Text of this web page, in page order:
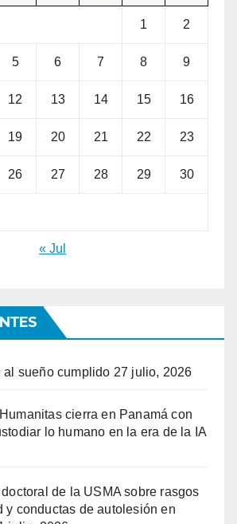
1 2
5 6 7 8 9
12 13 14 15 16
19 20 21 22 23
26 27 28 29 30
« Jul
al sueño cumplido 27 julio, 2026
cierra en Panamá con
lo humano en la era de la IA
de la USMA sobre rasgos
y conductas de autolesión en